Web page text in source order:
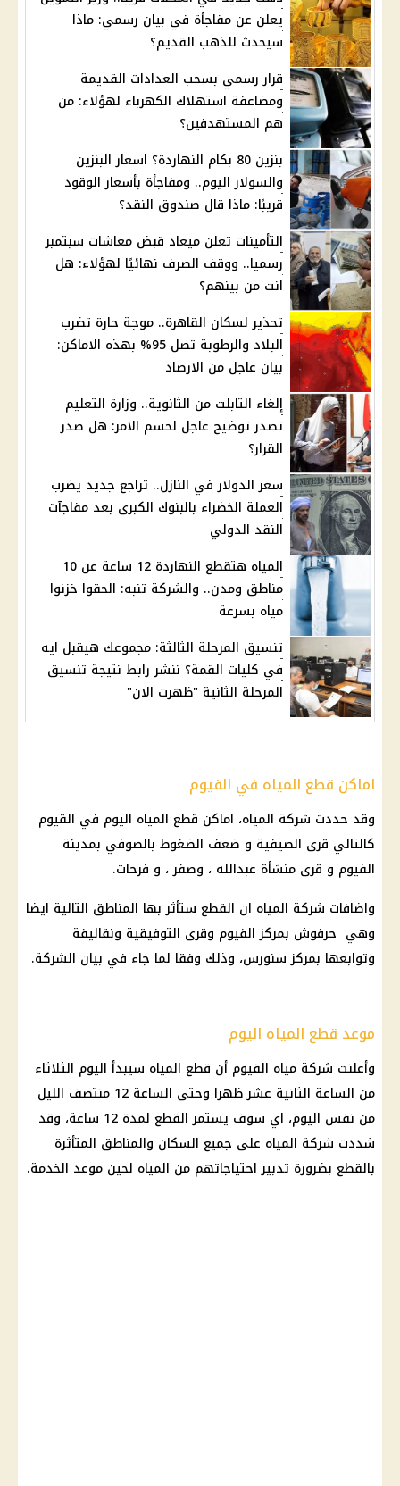
يعلن عن مفاجأة في بيان رسمي: ماذا
سيحدث للذهب القديم؟
قرار رسمي بسحب العدادات القديمة
ومضاعفة استهلاك الكهرباء لهؤلاء: من
هم المستهدفين؟
بنزين 80 بكام النهاردة؟ اسعار البنزين
والسولار اليوم.. ومفاجأة بأسعار الوقود
قريبًا: ماذا قال صندوق النقد؟
التأمينات تعلن ميعاد قبض معاشات سبتمبر
رسميا.. ووقف الصرف نهائيًا لهؤلاء: هل
انت من بينهم؟
تحذير لسكان القاهرة.. موجة حارة تضرب
البلاد والرطوبة تصل 95% بهذه الاماكن:
بيان عاجل من الارصاد
إلغاء التابلت من الثانوية.. وزارة التعليم
تصدر توضيح عاجل لحسم الامر: هل صدر
القرار؟
سعر الدولار في النازل.. تراجع جديد يضرب
العملة الخضراء بالبنوك الكبرى بعد مفاجآت
النقد الدولي
المياه هتقطع النهاردة 12 ساعة عن 10
مناطق ومدن.. والشركة تنبه: الحقوا خزنوا
مياه بسرعة
تنسيق المرحلة الثالثة: مجموعك هيقبل ايه
في كليات القمة؟ ننشر رابط نتيجة تنسيق
المرحلة الثانية "ظهرت الان"
اماكن قطع المياه في الفيوم
وقد حددت شركة المياه، اماكن قطع المياه اليوم في القيوم
كالتالي قرى الصيفية و ضعف الضغوط بالصوفي بمدينة
الفيوم و قرى منشأة عبدالله ، وصفر ، و فرحات.
واضافات شركة المياه ان القطع ستأثر بها المناطق التالية ايضا
وهي حرفوش بمركز الفيوم وقرى التوفيقية ونقاليفة
وتوابعها بمركز سنورس، وذلك وفقا لما جاء في بيان الشركة.
موعد قطع المياه اليوم
وأعلنت شركة مياه الفيوم أن قطع المياه سيبدأ اليوم الثلاثاء
من الساعة الثانية عشر ظهرا وحتى الساعة 12 منتصف الليل
من نفس اليوم
، اي سوف يستمر القطع لمدة 12 ساعة، وقد
شددت شركة المياه على جميع السكان والمناطق المتأثرة
بالقطع بضرورة تدبير احتياجاتهم من المياه لحين موعد الخدمة.